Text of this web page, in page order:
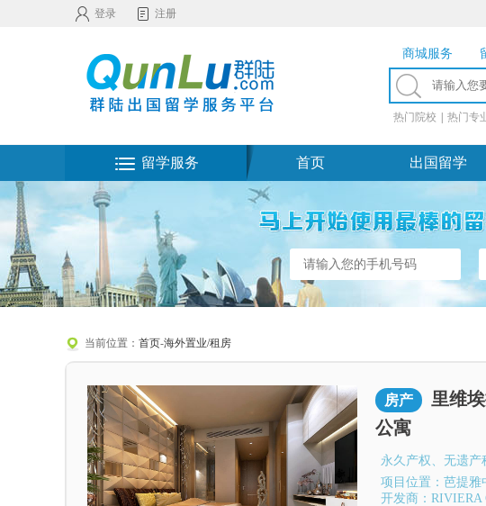
登录 注册
商城服务
热门院校 热门专
留学服务 首页 出国留学
当前位置： 首页-海外置业/租房
房产
里维
公寓
永久产权、无遗产
项目位置：芭提雅
开发商：RIVIERA